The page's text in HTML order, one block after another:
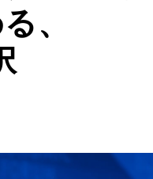
、